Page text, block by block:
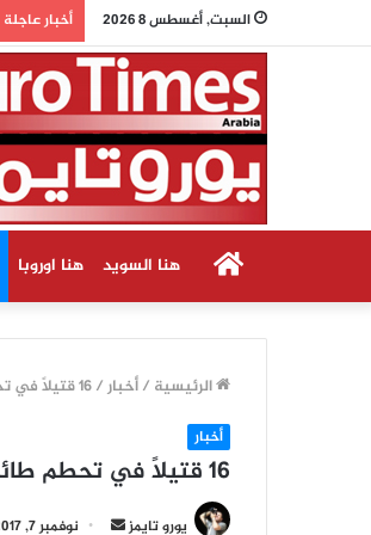
السبت, أغسطس 8 2026 أخبار عاجلة
الرئيسية
هنا السويد هنا اوروبا
الرئيسية /أخبار/16 قتيلاً في تحطم طائرة عسكرية بولاية ميسيسيبي الأمريكية
أخبار
16 قتيلاً في تحطم طائرة عسكرية بولاية ميسيسيبي الأمريكية
يورو تايمز نوفمبر 7, 2017